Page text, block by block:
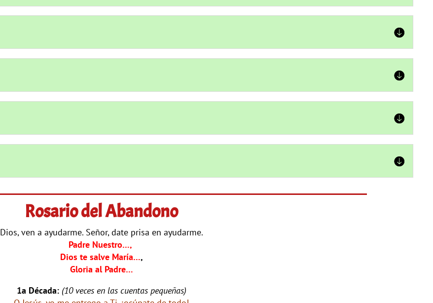
Rosario del Abandono
Dios, ven a ayudarme. Señor, date prisa en ayudarme.
Padre Nuestro…,
Dios te salve María…,
Gloria al Padre…
1a Década: (10 veces en las cuentas pequeñas)